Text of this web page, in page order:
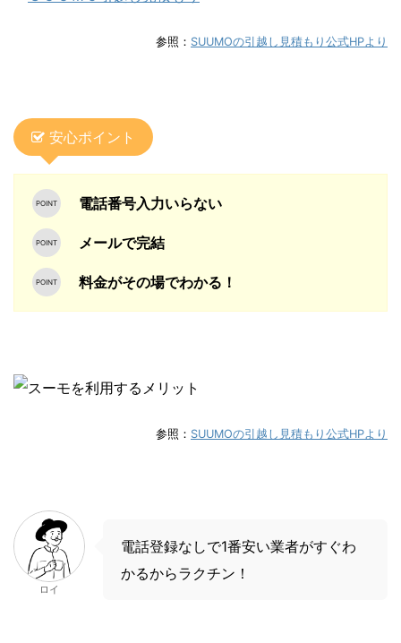
参照： SUUMOの引越し見積もり公式HPより
安心ポイント
電話番号入力いらない
メールで完結
料金がその場でわかる！
参照： SUUMOの引越し見積もり公式HPより
ロイ
電話登録なしで1番安い業者がすぐわ
かるからラクチン！